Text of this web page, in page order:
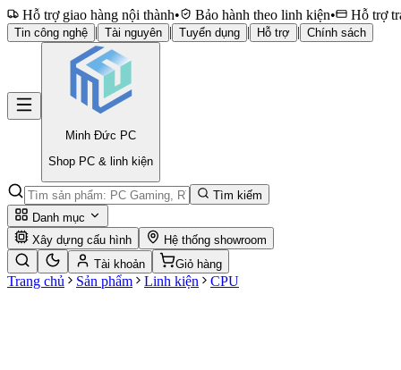
Hỗ trợ giao hàng nội thành• Bảo hành theo linh kiện• Hỗ trợ
Tin công nghệ | Tài nguyên | Tuyển dụng | Hỗ trợ | Chính sách
Minh Đức PC
Shop PC & linh kiện
Tìm kiếm
Danh mục
Xây dựng cấu hình
Hệ thống showroom
Tài khoản
Giỏ hàng
Trang chủ Sản phẩm Linh kiện CPU